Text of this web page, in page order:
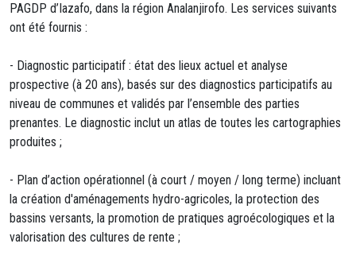
PAGDP d’Iazafo, dans la région Analanjirofo. Les services suivants
ont été fournis :
- Diagnostic participatif : état des lieux actuel et analyse
prospective (à 20 ans), basés sur des diagnostics participatifs au
niveau de communes et validés par l’ensemble des parties
prenantes. Le diagnostic inclut un atlas de toutes les cartographies
produites ;
- Plan d’action opérationnel (à court / moyen / long terme) incluant
la création d'aménagements hydro-agricoles, la protection des
bassins versants, la promotion de pratiques agroécologiques et la
valorisation des cultures de rente ;